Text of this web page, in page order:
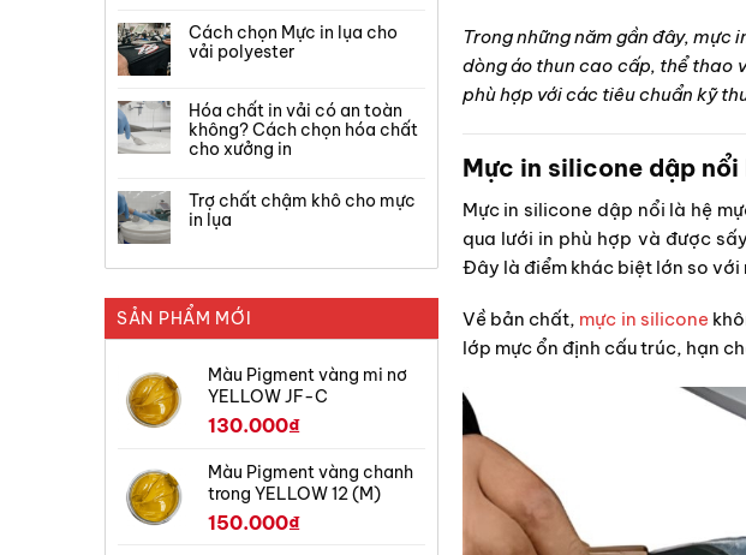
Cách chọn Mực in lụa cho
vải polyester
Hóa chất in vải có an toàn
không? Cách chọn hóa chất
cho xưởng in
Trợ chất chậm khô cho mực
in lụa
SẢN PHẨM MỚI
Màu Pigment vàng mi nơ
YELLOW JF-C
130.000₫
Màu Pigment vàng chanh
trong YELLOW 12 (M)
150.000₫
Trong những năm gần đây,
dòng áo thun cao cấp, thể thao
phù hợp với các tiêu chuẩn kỹ
Mực in silicone dập nổi
Mực in silicone dập nổi là hệ
qua lưới in phù hợp và được
Đây là điểm khác biệt lớn so
Về bản chất, mực in silicone
lớp mực ổn định cấu trúc, hạn